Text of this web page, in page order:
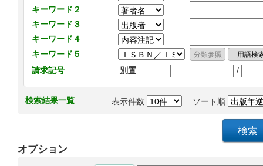
キーワード２
キーワード３
キーワード４
キーワード５
請求記号
別置 /
検索結果一覧 表示件数 ソート順
オプション